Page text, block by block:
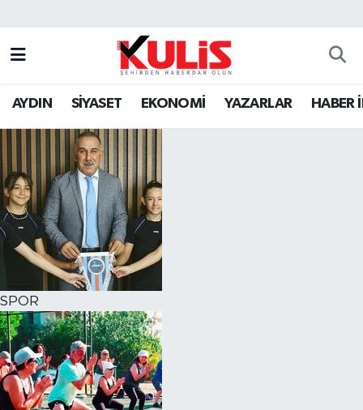
AYDIN SİYASET EKONOMİ YAZARLAR HABER
SPOR